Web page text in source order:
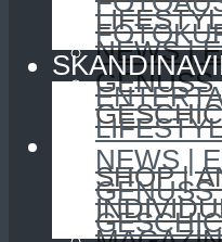
NEWS |
GENUSS
SHOP |
SHOP |
NEWS |
GENUSS